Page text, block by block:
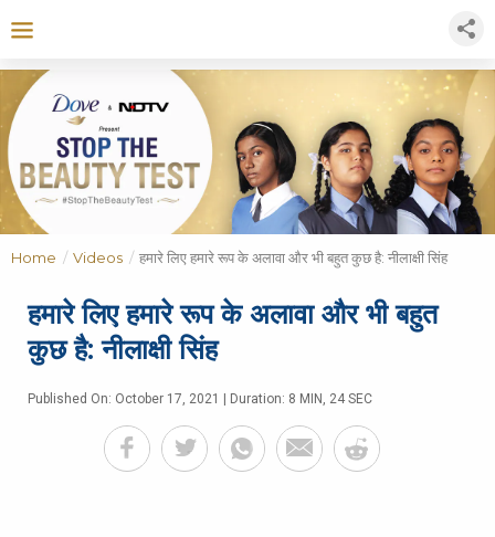
Home / Videos / हमारे लिए हमारे रूप के अलावा और भी बहुत कुछ है: नीलाक्षी सिंह
हमारे लिए हमारे रूप के अलावा और भी बहुत
कुछ है: नीलाक्षी सिंह
Published On: October 17, 2021 | Duration: 8 MIN, 24 SEC